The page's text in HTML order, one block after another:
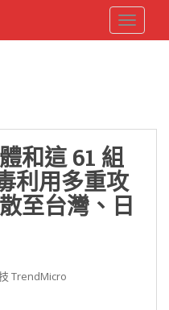
和這 61 組
利用多重攻
至台灣、日
TrendMicro